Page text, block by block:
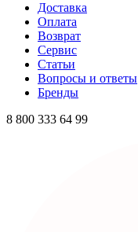
Доставка
Оплата
Возврат
Сервис
Статьи
Вопросы и ответы
Бренды
8 800 333 64 99